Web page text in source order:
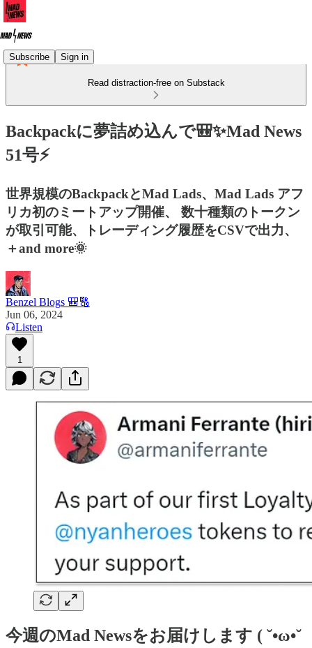
Subscribe Sign in
Read distraction-free on Substack
Backpackに夢詰め込んで🎒✨Mad News
51号⚡
世界規模のBackpackとMad Lads、Mad Lads アフ
リカ初のミートアップ開催、 数十種類のトークン
が取引可能、トレーディング履歴をCSVで出力、
＋and more🌞
Benzel Blogs 🎒🔠
Jun 06, 2024
Listen
1
今週のMad Newsをお届けします ( ˘•ω•˘